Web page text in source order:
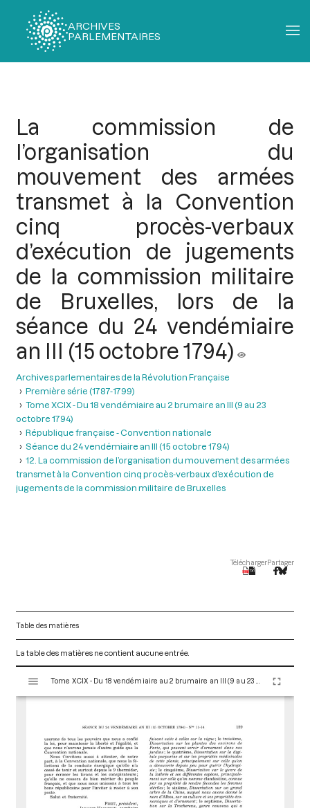
ARCHIVES
PARLEMENTAIRES
La commission de
l’organisation du
mouvement des armées
transmet à la Convention
cinq procès-verbaux
d’exécution de jugements
de la commission militaire
de Bruxelles, lors de la
séance du 24 vendémiaire
an III (15 octobre 1794)
Archives parlementaires de la Révolution Française
Première série (1787-1799)
Tome XCIX - Du 18 vendémiaire au 2 brumaire an III (9 au 23
octobre 1794)
République française - Convention nationale
Séance du 24 vendémiaire an III (15 octobre 1794)
12. La commission de l’organisation du mouvement des armées
transmet à la Convention cinq procès-verbaux d’exécution de
jugements de la commission militaire de Bruxelles
TéléchargerPartager
Table des matières
La table des matières ne contient aucune entrée.
s